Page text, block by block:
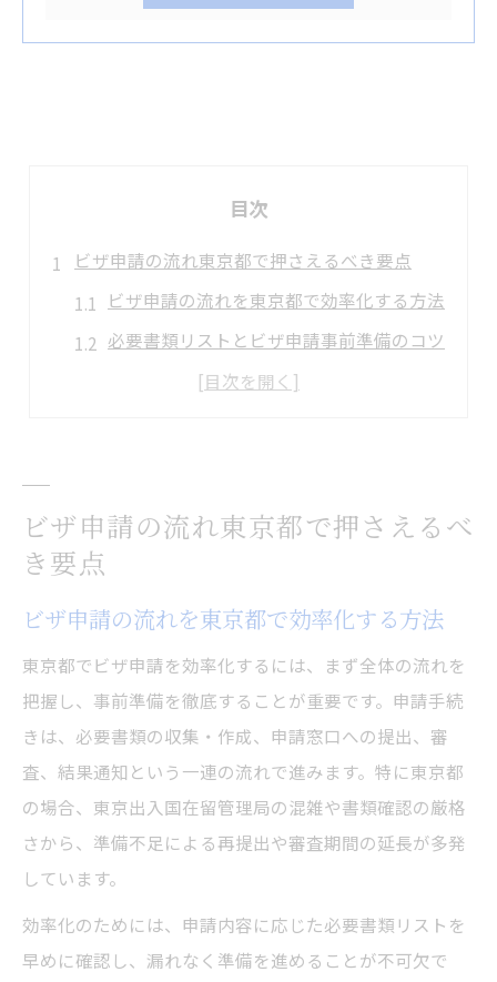
目次
ビザ申請の流れ東京都で押さえるべき要点
ビザ申請の流れを東京都で効率化する方法
必要書類リストとビザ申請事前準備のコツ
東京都のビザ申請で注意すべきポイント
ビザ申請必要書類を漏れなく準備する手順
東京都でのビザ申請書類管理のポイント
高度専門職ビザ申請に必要な書類の整理術
ビザ申請書類の提出前最終チェック方法
東京都でビザ申請が初めての方必見ポイント
初めてのビザ申請で失敗しない手順解説
東京都で実践できるビザ申請成功の秘訣
初心者向けビザ申請の流れと注意事項
東京都で安心して進めるビザ申請の準備法
ビザ申請の流れ東京都で押さえるべ
き要点
ビザ申請の流れを東京都で効率化する方法
東京都でビザ申請を効率化するには、まず全体の流れを
把握し、事前準備を徹底することが重要です。申請手続
きは、必要書類の収集・作成、申請窓口への提出、審
査、結果通知という一連の流れで進みます。特に東京都
の場合、東京出入国在留管理局の混雑や書類確認の厳格
さから、準備不足による再提出や審査期間の延長が多発
しています。
効率化のためには、申請内容に応じた必要書類リストを
早めに確認し、漏れなく準備を進めることが不可欠で